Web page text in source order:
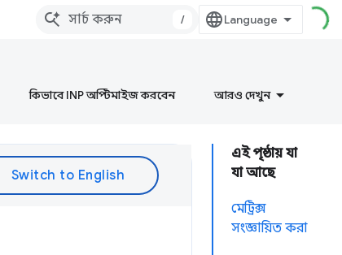
/
কিভাবে INP অপ্টিমাইজ করবেন আরও দেখুন
এই পৃষ্ঠায় যা
যা আছে
মেট্রিক্স
সংজ্ঞায়িত করা